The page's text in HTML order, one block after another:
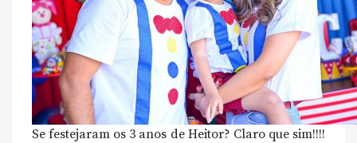
Se festejaram os 3 anos de Heitor? Claro que sim!!!!